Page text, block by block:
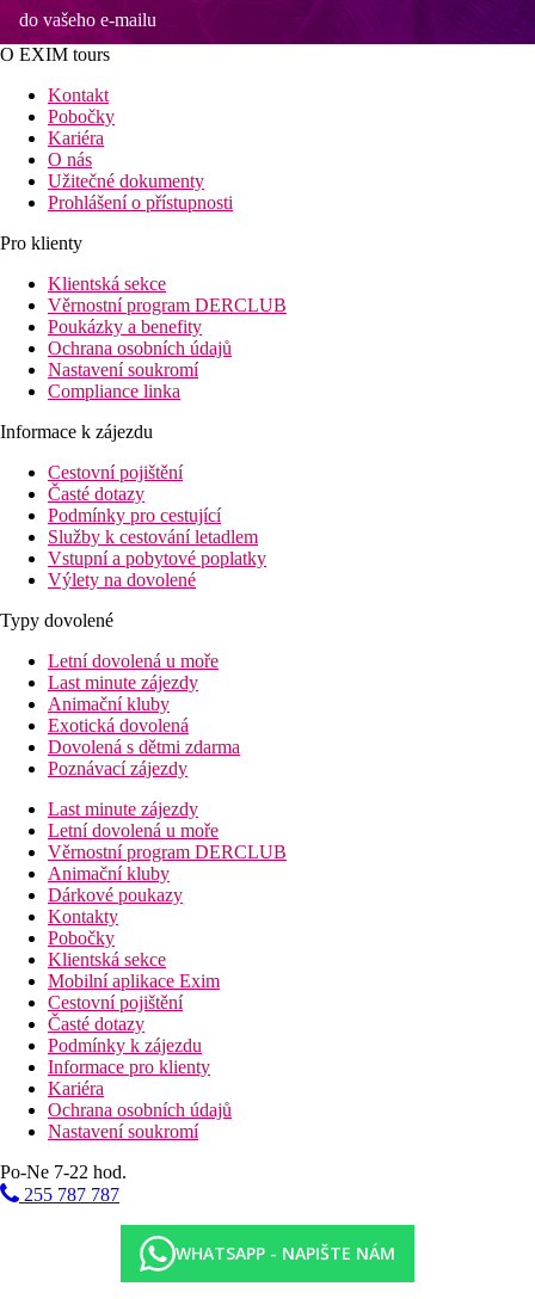
do vašeho e-mailu
O EXIM tours
Kontakt
Pobočky
Kariéra
O nás
Užitečné dokumenty
Prohlášení o přístupnosti
Pro klienty
Klientská sekce
Věrnostní program DERCLUB
Poukázky a benefity
Ochrana osobních údajů
Nastavení soukromí
Compliance linka
Informace k zájezdu
Cestovní pojištění
Časté dotazy
Podmínky pro cestující
Služby k cestování letadlem
Vstupní a pobytové poplatky
Výlety na dovolené
Typy dovolené
Letní dovolená u moře
Last minute zájezdy
Animační kluby
Exotická dovolená
Dovolená s dětmi zdarma
Poznávací zájezdy
Last minute zájezdy
Letní dovolená u moře
Věrnostní program DERCLUB
Animační kluby
Dárkové poukazy
Kontakty
Pobočky
Klientská sekce
Mobilní aplikace Exim
Cestovní pojištění
Časté dotazy
Podmínky k zájezdu
Informace pro klienty
Kariéra
Ochrana osobních údajů
Nastavení soukromí
Po-Ne 7-22 hod.
255 787 787
WHATSAPP - NAPIŠTE NÁM